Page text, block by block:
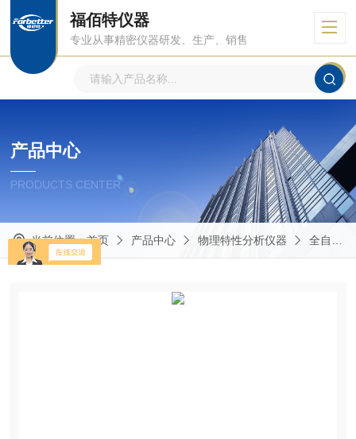
福佰特仪器
专业从事精密仪器研发、生产、销售
产品中心
PRODUCTS CENTER
当前位置：首页 产品中心 物理特性分析仪器 全自动接触角测量仪